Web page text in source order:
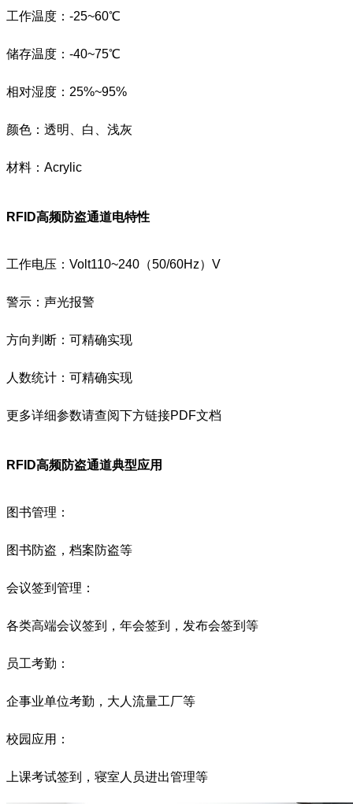
工作温度：-25~60℃
储存温度：-40~75℃
相对湿度：25%~95%
颜色：透明、白、浅灰
材料：Acrylic
RFID高频防盗通道电特性
工作电压：Volt110~240（50/60Hz）V
警示：声光报警
方向判断：可精确实现
人数统计：可精确实现
更多详细参数请查阅下方链接PDF文档
RFID高频防盗通道典型应用
图书管理：
图书防盗，档案防盗等
会议签到管理：
各类高端会议签到，年会签到，发布会签到等
员工考勤：
企事业单位考勤，大人流量工厂等
校园应用：
上课考试签到，寝室人员进出管理等